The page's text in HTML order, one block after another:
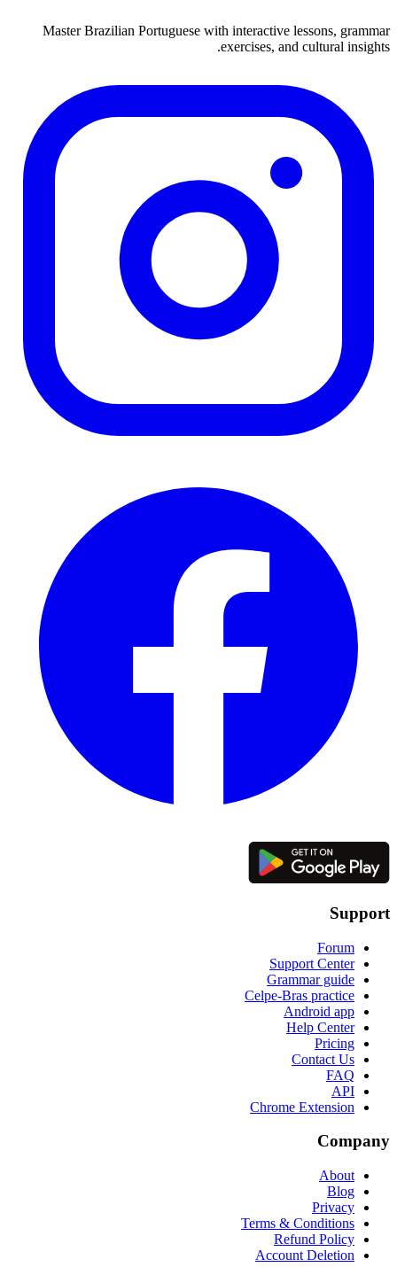
Master Brazilian Portuguese with interactive lessons, grammar
exercises, and cultural insights.
Support
Forum
Support Center
Grammar guide
Celpe-Bras practice
Android app
Help Center
Pricing
Contact Us
FAQ
API
Chrome Extension
Company
About
Blog
Privacy
Terms & Conditions
Refund Policy
Account Deletion